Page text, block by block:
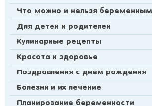
Что можно и нельзя беременным
Для детей и родителей
Кулинарные рецепты
Красота и здоровье
Поздравления с днем рождения
Болезни и их лечение
Планирование беременности